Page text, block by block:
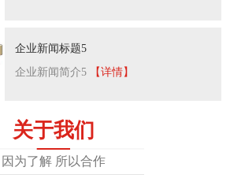
企业新闻标题5
企业新闻简介5
【详情】
关于我们
因为了解 所以合作